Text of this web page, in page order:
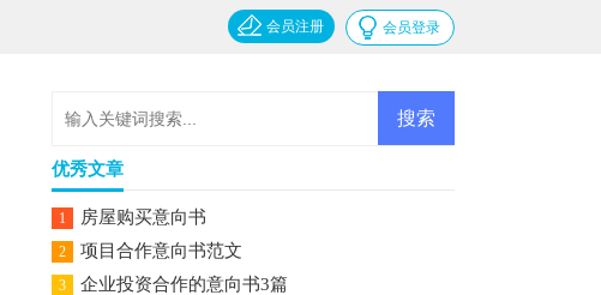
会员登录
会员注册
优秀文章
1 房屋购买意向书
2 项目合作意向书范文
3 企业投资合作的意向书3篇